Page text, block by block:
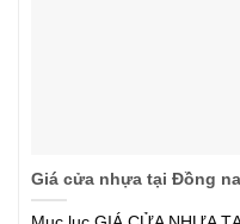
Giá cửa nhựa tại Đồng